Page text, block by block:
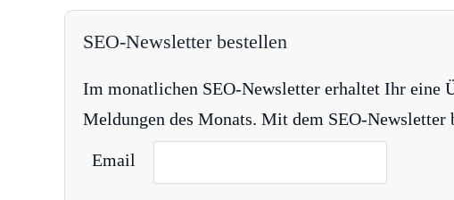
SEO-Newsletter bestellen
Im monatlichen SEO-Newsletter erhaltet Ihr eine
Meldungen des Monats. Mit dem SEO-
Email